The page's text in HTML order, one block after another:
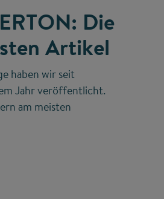
Die
Artikel
haben wir seit
Jahr veröffentlicht.
am meisten